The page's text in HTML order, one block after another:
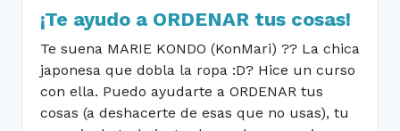
¡Te ayudo a ORDENAR tus cosas!
Te suena MARIE KONDO (KonMari) ?? La chica
japonesa que dobla la ropa :D? Hice un curso
con ella. Puedo ayudarte a ORDENAR tus
cosas (a deshacerte de esas que no usas), tu